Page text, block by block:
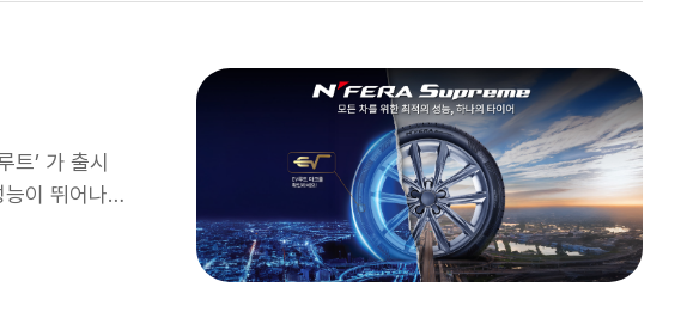
의 칵테일
열기 가득
요? 기대해
트’ 가 출시
이 뛰어나
장착 가능
중)을 의미